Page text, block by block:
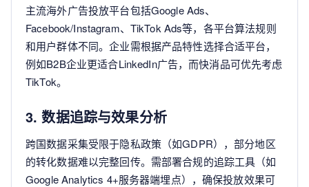
主流海外广告投放平台包括Google Ads、
Facebook/Instagram、TikTok Ads等，各平台算法规则
和用户群体不同。企业需根据产品特性选择合适平台，
例如B2B企业更适合LinkedIn广告，而快消品可优先考虑
TikTok。
3. 数据追踪与效果分析
跨国数据采集受限于隐私政策（如GDPR），部分地区
的转化数据难以完整回传。需部署合规的追踪工具（如
Google Analytics 4+服务器端埋点），确保投放效果可